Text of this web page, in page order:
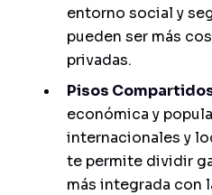
entorno social y
pueden ser más
privadas.
Pisos
económica y
internacionales y
te permite dividir
más integrada con